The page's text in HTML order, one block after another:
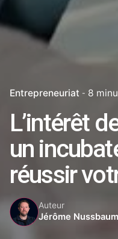
Entrepreneuriat 8
L’intérêt
un
réussir
Auteur
Jérôme Nussbaum